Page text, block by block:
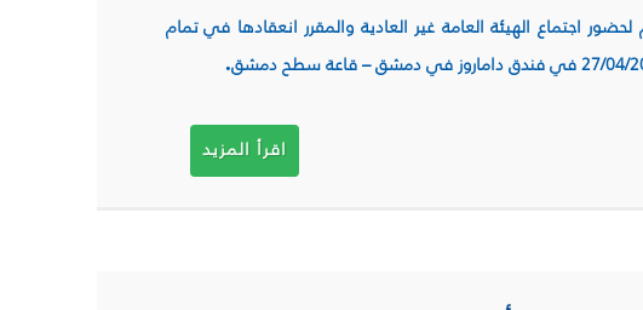
اجتماع الهيئة العامة غير العادية والمقرر انعقادها في تمام
.
اقرأ المزيد